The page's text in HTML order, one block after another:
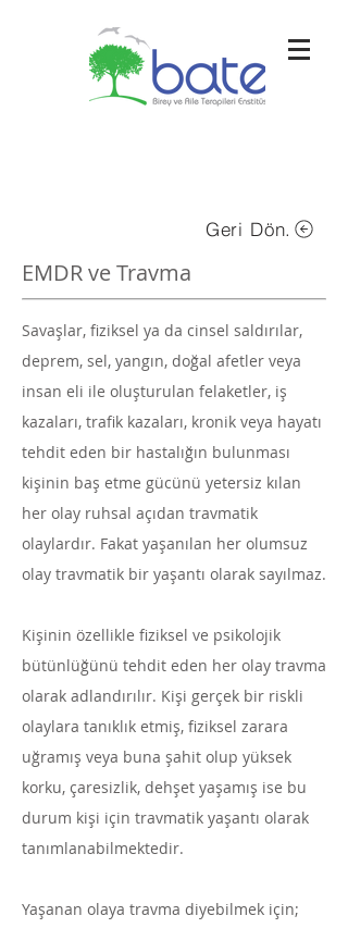
Geri Dön.
EMDR ve Travma
Savaşlar, fiziksel ya da cinsel saldırılar,
deprem, sel, yangın, doğal afetler veya
insan eli ile oluşturulan felaketler, iş
kazaları, trafik kazaları, kronik veya hayatı
tehdit eden bir hastalığın bulunması
kişinin baş etme gücünü yetersiz kılan
her olay ruhsal açıdan travmatik
olaylardır. Fakat yaşanılan her olumsuz
olay travmatik bir yaşantı olarak sayılmaz.
Kişinin özellikle fiziksel ve psikolojik
bütünlüğünü tehdit eden her olay travma
olarak adlandırılır. Kişi gerçek bir riskli
olaylara tanıklık etmiş, fiziksel zarara
uğramış veya buna şahit olup yüksek
korku, çaresizlik, dehşet yaşamış ise bu
durum kişi için travmatik yaşantı olarak
tanımlanabilmektedir.
Yaşanan olaya travma diyebilmek için;